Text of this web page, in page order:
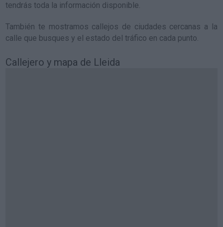
tendrás toda la información disponible.
También te mostramos callejos de ciudades cercanas a la
calle que busques y el estado del tráfico en cada punto.
Callejero y mapa de Lleida